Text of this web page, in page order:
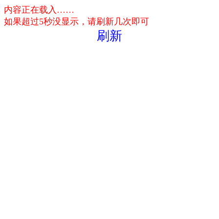
内容正在载入……
如果超过5秒没显示，请刷新几次即可
刷新